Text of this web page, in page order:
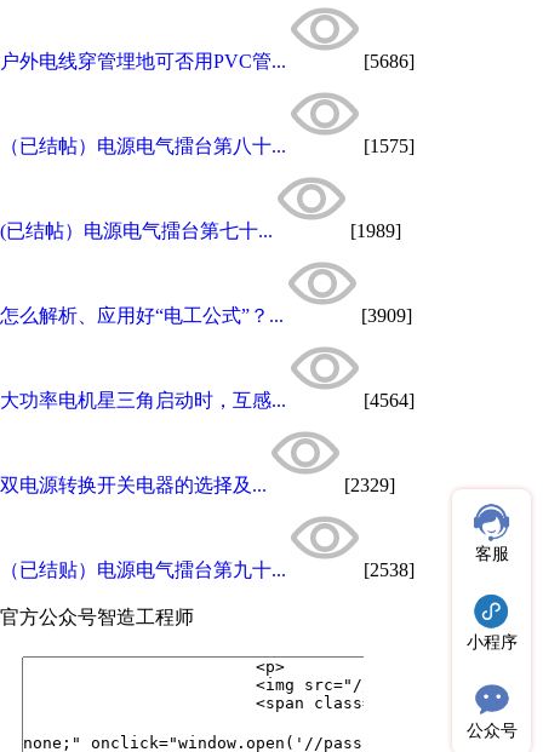
户外电线穿管埋地可否用PVC管... [5686]
（已结帖）电源电气擂台第八十... [1575]
(已结帖）电源电气擂台第七十... [1989]
怎么解析、应用好“电工公式”？... [3909]
大功率电机星三角启动时，互感... [4564]
双电源转换开关电器的选择及... [2329]
（已结贴）电源电气擂台第九十... [2538]
官方公众号智造工程师
客服
小程序
公众号